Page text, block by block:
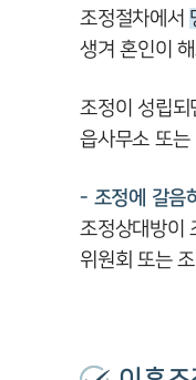
조정절차에서
생겨 혼인이
조정이 성립
읍사무소 또는
- 조정에 갈음
조정상대방이
위원회 또는